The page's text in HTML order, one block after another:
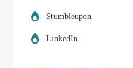
Stumbleupon
LinkedIn